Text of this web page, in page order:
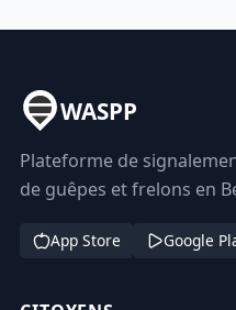
WASPP
Plateforme de
de guêpes et frelons en
App Store Google